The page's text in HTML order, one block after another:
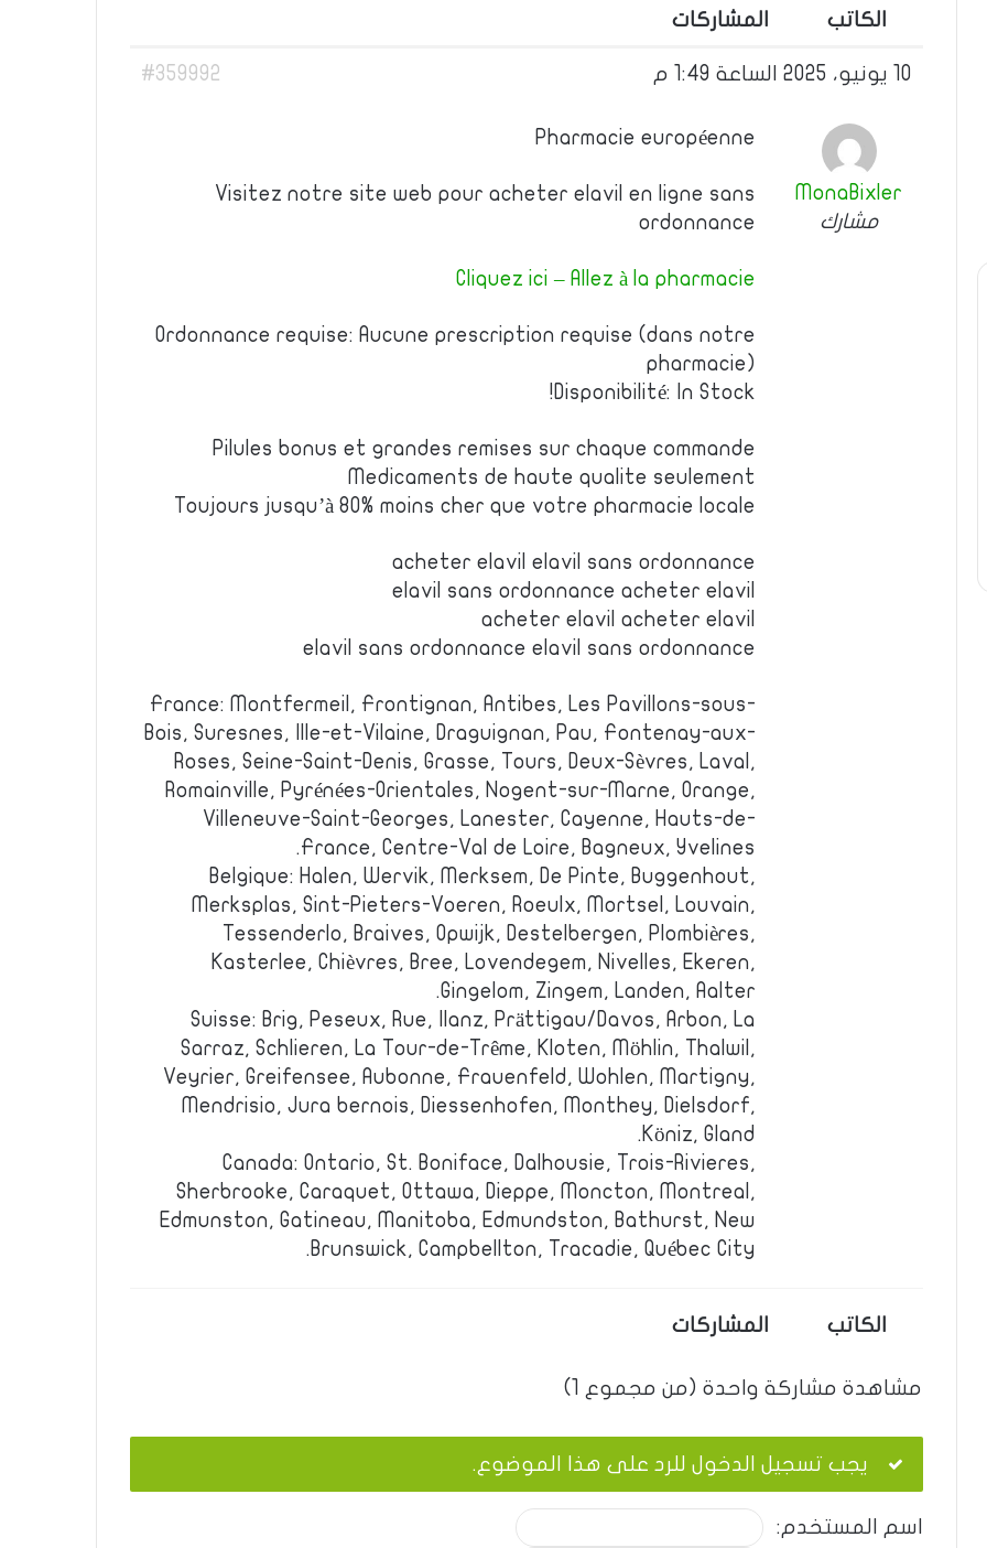
الكاتب المشاركات
10 يونيو، 2025 الساعة 1:49 م #359992
MonaBixler
مشارك
Pharmacie européenne
Visitez notre site web pour acheter elavil en ligne sans
ordonnance
Cliquez ici – Allez à la pharmacie
Ordonnance requise: Aucune prescription requise (dans notre
pharmacie)
Disponibilité: In Stock!
Pilules bonus et grandes remises sur chaque commande
Medicaments de haute qualite seulement
Toujours jusqu’à 80% moins cher que votre pharmacie locale
acheter elavil elavil sans ordonnance
elavil sans ordonnance acheter elavil
acheter elavil acheter elavil
elavil sans ordonnance elavil sans ordonnance
France: Montfermeil, Frontignan, Antibes, Les Pavillons-sous-
Bois, Suresnes, Ille-et-Vilaine, Draguignan, Pau, Fontenay-aux-
Roses, Seine-Saint-Denis, Grasse, Tours, Deux-Sèvres, Laval,
Romainville, Pyrénées-Orientales, Nogent-sur-Marne, Orange,
Villeneuve-Saint-Georges, Lanester, Cayenne, Hauts-de-
France, Centre-Val de Loire, Bagneux, Yvelines.
Belgique: Halen, Wervik, Merksem, De Pinte, Buggenhout,
Merksplas, Sint-Pieters-Voeren, Roeulx, Mortsel, Louvain,
Tessenderlo, Braives, Opwijk, Destelbergen, Plombières,
Kasterlee, Chièvres, Bree, Lovendegem, Nivelles, Ekeren,
Gingelom, Zingem, Landen, Aalter.
Suisse: Brig, Peseux, Rue, Ilanz, Prättigau/Davos, Arbon, La
Sarraz, Schlieren, La Tour-de-Trême, Kloten, Möhlin, Thalwil,
Veyrier, Greifensee, Aubonne, Frauenfeld, Wohlen, Martigny,
Mendrisio, Jura bernois, Diessenhofen, Monthey, Dielsdorf,
Köniz, Gland.
Canada: Ontario, St. Boniface, Dalhousie, Trois-Rivieres,
Sherbrooke, Caraquet, Ottawa, Dieppe, Moncton, Montreal,
Edmunston, Gatineau, Manitoba, Edmundston, Bathurst, New
Brunswick, Campbellton, Tracadie, Québec City.
الكاتب المشاركات
مشاهدة مشاركة واحدة (من مجموع 1)
يجب تسجيل الدخول للرد على هذا الموضوع.
اسم المستخدم: